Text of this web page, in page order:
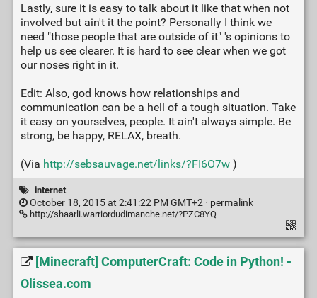
Lastly, sure it is easy to talk about it like that when not
involved but ain't it the point? Personally I think we
need "those people that are outside of it" 's opinions to
help us see clearer. It is hard to see clear when we got
our noses right in it.
Edit: Also, god knows how relationships and
communication can be a hell of a tough situation. Take
it easy on yourselves, people. It ain't always simple. Be
strong, be happy, RELAX, breath.
(Via http://sebsauvage.net/links/?FI6O7w)
internet
October 18, 2015 at 2:41:22 PM GMT+2 · permalink
http://shaarli.warriordudimanche.net/?PZC8YQ
[Minecraft] ComputerCraft: Code in Python! -
Olissea.com